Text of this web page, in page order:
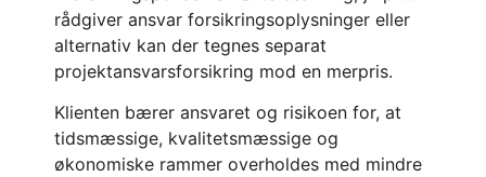
rådgiver ansvar forsikringsoplysninger eller
alternativ kan der tegnes separat
projektansvarsforsikring mod en merpris.
Klienten bærer ansvaret og risikoen for, at
tidsmæssige, kvalitetsmæssige og
økonomiske rammer overholdes med mindre